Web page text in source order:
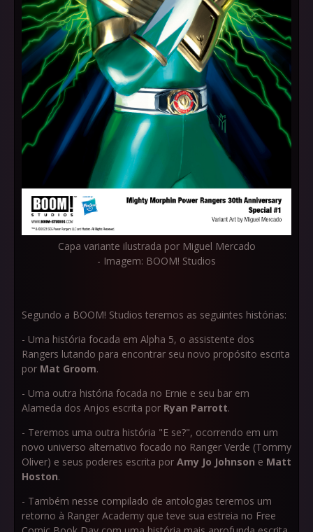
Capa variante ilustrada por Miguel Mercado
- Imagem: BOOM! Studios
Segundo a BOOM! Studios teremos as seguintes histórias:
- Uma história focada em Alpha 5, o assistente dos
Rangers lutando para encontrar seu novo propósito escrita
por Mat Groom.
- Uma outra história focada no Ernie e seu bar em
Alameda dos Anjos escrita por Ryan Parrott.
- Teremos uma outra história "E se?", ocorrendo em um
novo universo alternativo focado no Ranger Verde (Tommy
Oliver) e seus poderes escrita por Amy Jo Johnson e Matt
Hoston.
- Também nesse compilado de antologias teremos um
retorno à Ranger Academy que teve sua estreia no Free